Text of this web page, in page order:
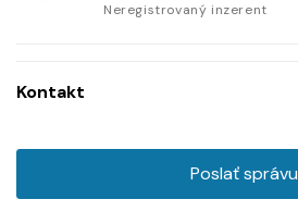
Neregistrovaný inzerent
Kontakt
Poslať správu